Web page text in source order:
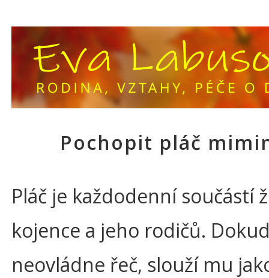
Pochopit pláč
Pláč je každodenní součástí
kojence a jeho rodičů.
neovládne řeč, slouží mu